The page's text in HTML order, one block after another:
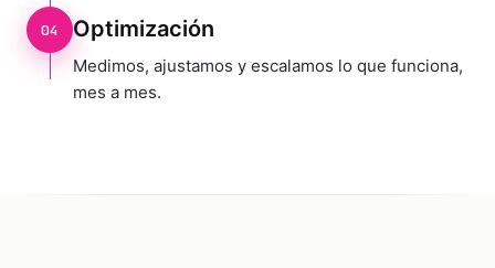
04 Optimización
Medimos, ajustamos y escalamos lo que funciona,
mes a mes.